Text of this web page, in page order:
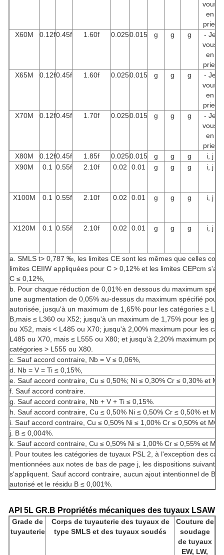
vous
en
prie.
X60M 0.12f0.45f 1.60f 0.0250.015 g g g
- Je
vous
en
prie.
X65M 0.12f0.45f 1.60f 0.0250.015 g g g
- Je
vous
en
prie.
X70M 0.12f0.45f 1.70f 0.0250.015 g g g
- Je
vous
en
prie.
X80M 0.12f0.45f 1.85f 0.0250.015 g g g i, j
X90M
0.1 0.55f 2.10f 0.02 0.01 g g g i, j
X100M
0.1 0.55f 2.10f 0.02 0.01 g g g i, j
X120M
0.1 0.55f 2.10f 0.02 0.01 g g g i, j
a. SMLS t> 0,787 ‰, les limites CE sont les mêmes que celles
limites CEIIW appliquées pour C > 0,12% et les limites CEPcm
C ≤ 0,12%,
b. Pour chaque réduction de 0,01% en dessous du maximum
une augmentation de 0,05% au-dessus du maximum spécifié pour
autorisée, jusqu'à un maximum de 1,65% pour les catégories ≥
B,mais ≤ L360 ou X52; jusqu'à un maximum de 1,75% pour les
ou X52, mais < L485 ou X70; jusqu'à 2,00% maximum pour les
L485 ou X70, mais ≤ L555 ou X80; et jusqu'à 2,20% maximum
catégories > L555 ou X80.
c. Sauf accord contraire, Nb = V ≤ 0,06%,
d. Nb = V = Ti ≤ 0,15%,
e. Sauf accord contraire, Cu ≤ 0,50%; Ni ≤ 0,30% Cr ≤ 0,30% et
f. Sauf accord contraire.
g. Sauf accord contraire, Nb + V + Ti ≤ 0,15%.
h. Sauf accord contraire, Cu ≤ 0,50% Ni ≤ 0,50% Cr ≤ 0,50% et MO
i. Sauf accord contraire, Cu ≤ 0,50% Ni ≤ 1,00% Cr ≤ 0,50% et MO
j. B ≤ 0,004%.
k. Sauf accord contraire, Cu ≤ 0,50% Ni ≤ 1,00% Cr ≤ 0,55% et MO
l. Pour toutes les catégories de tuyaux PSL 2, à l'exception des
mentionnées aux notes de bas de page j, les dispositions suivantes
s'appliquent. Sauf accord contraire, aucun ajout intentionnel de B
autorisé et le résidu B ≤ 0,001%.
API 5L GR.B Propriétés mécaniques des tuyaux LSAW
Grade de
tuyauterie
Corps de tuyauterie des tuyaux de
type SMLS et des tuyaux soudés
Couture de
soudage
de tuyaux
EW, LW,